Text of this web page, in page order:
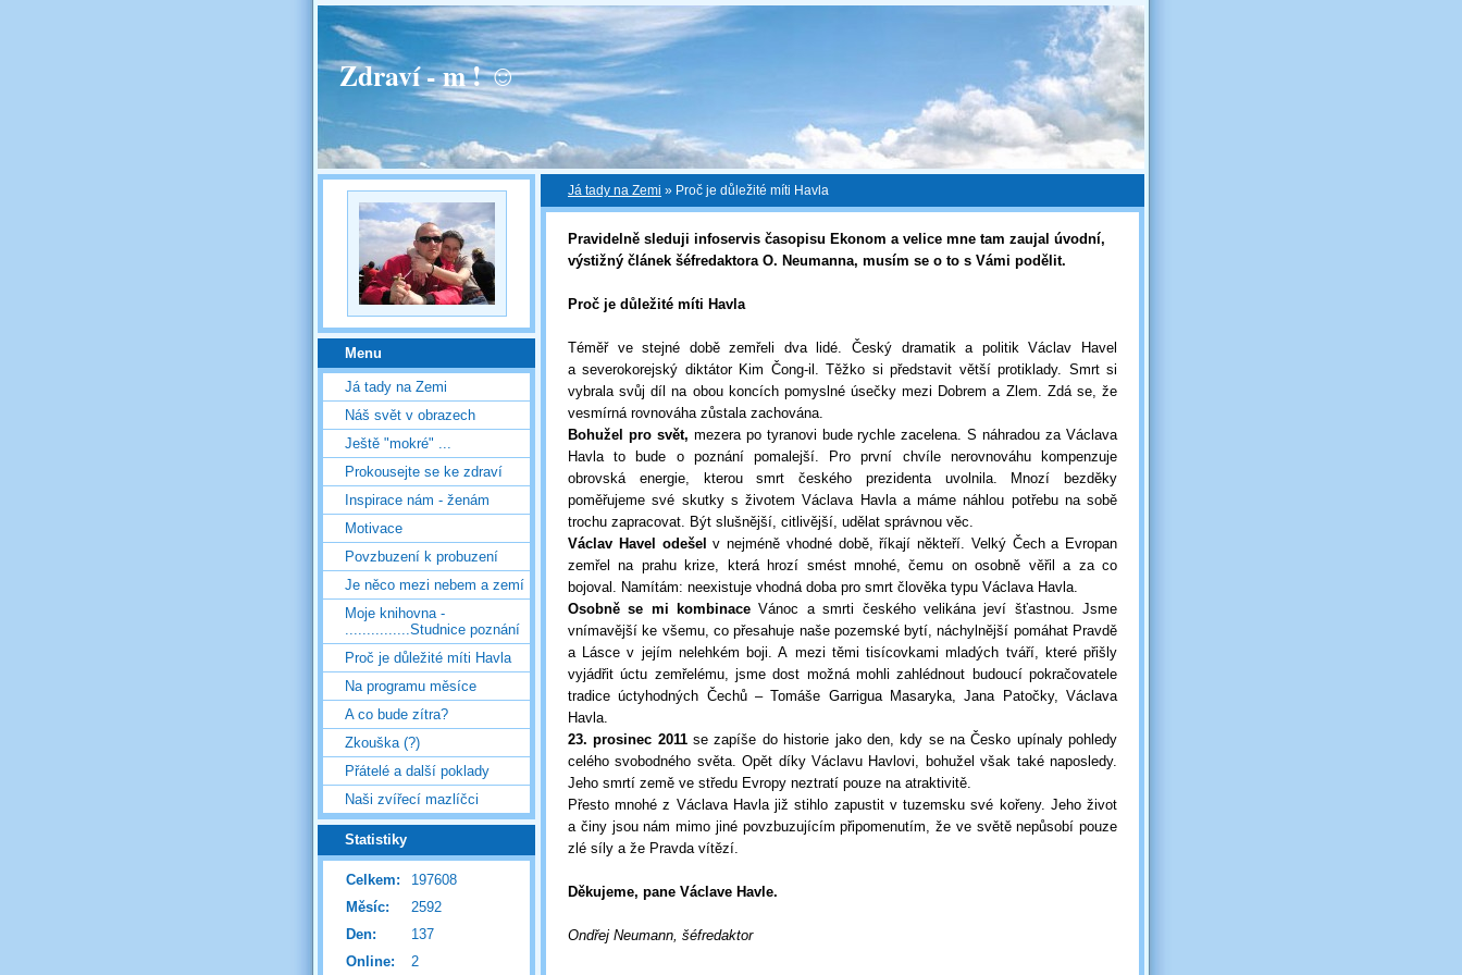
Zdraví - m ! ☺
Já tady na Zemi » Proč je důležité míti Havla
Pravidelně sleduji infoservis časopisu Ekonom a velice mne tam zaujal úvodní,
výstižný článek šéfredaktora O. Neumanna, musím se o to s Vámi podělit.
Proč je důležité míti Havla
Téměř ve stejné době zemřeli dva lidé. Český dramatik a politik Václav Havel
a severokorejský diktátor Kim Čong-il. Těžko si představit větší protiklady. Smrt si
vybrala svůj díl na obou koncích pomyslné úsečky mezi Dobrem a Zlem. Zdá se, že
vesmírná rovnováha zůstala zachována.
Bohužel pro svět, mezera po tyranovi bude rychle zacelena. S náhradou za Václava
Havla to bude o poznání pomalejší. Pro první chvíle nerovnováhu kompenzuje
obrovská energie, kterou smrt českého prezidenta uvolnila. Mnozí bezděky
poměřujeme své skutky s životem Václava Havla a máme náhlou potřebu na sobě
trochu zapracovat. Být slušnější, citlivější, udělat správnou věc.
Václav Havel odešel v nejméně vhodné době, říkají někteří. Velký Čech a Evropan
zemřel na prahu krize, která hrozí smést mnohé, čemu on osobně věřil a za co
bojoval. Namítám: neexistuje vhodná doba pro smrt člověka typu Václava Havla.
Osobně se mi kombinace Vánoc a smrti českého velikána jeví šťastnou. Jsme
vnímavější ke všemu, co přesahuje naše pozemské bytí, náchylnější pomáhat Pravdě
a Lásce v jejím nelehkém boji. A mezi těmi tisícovkami mladých tváří, které přišly
vyjádřit úctu zemřelému, jsme dost možná mohli zahlédnout budoucí pokračovatele
tradice úctyhodných Čechů – Tomáše Garrigua Masaryka, Jana Patočky, Václava
Havla.
23. prosinec 2011se zapíše do historie jako den, kdy se na Česko upínaly pohledy
celého svobodného světa. Opět díky Václavu Havlovi, bohužel však také naposledy.
Jeho smrtí země ve středu Evropy neztratí pouze na atraktivitě.
Přesto mnohé z Václava Havla již stihlo zapustit v tuzemsku své kořeny. Jeho život
a činy jsou nám mimo jiné povzbuzujícím připomenutím, že ve světě nepůsobí pouze
zlé síly a že Pravda vítězí.
Děkujeme, pane Václave Havle.
Ondřej Neumann, šéfredaktor
Menu
Já tady na Zemi
Náš svět v obrazech
Ještě "mokré" ...
Prokousejte se ke zdraví
Inspirace nám - ženám
Motivace
Povzbuzení k probuzení
Je něco mezi nebem a zemí
Moje knihovna -
...............Studnice poznání
Proč je důležité míti Havla
Na programu měsíce
A co bude zítra?
Zkouška (?)
Přátelé a další poklady
Naši zvířecí mazlíčci
Statistiky
Online: 2
Celkem:
197608
Měsíc:
2592
Den:
137